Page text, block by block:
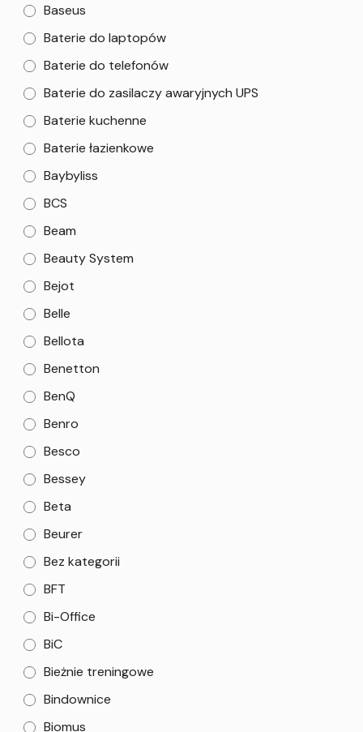
Baseus
Baterie do laptopów
Baterie do telefonów
Baterie do zasilaczy awaryjnych UPS
Baterie kuchenne
Baterie łazienkowe
Baybyliss
BCS
Beam
Beauty System
Bejot
Belle
Bellota
Benetton
BenQ
Benro
Besco
Bessey
Beta
Beurer
Bez kategorii
BFT
Bi-Office
BiC
Bieżnie treningowe
Bindownice
Biomus